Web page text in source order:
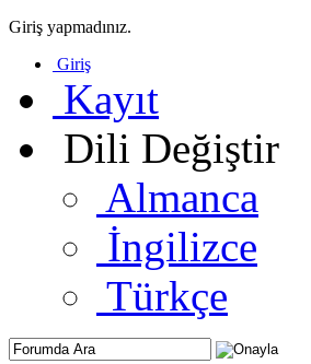
Giriş yapmadınız.
Giriş
Kayıt
Dili Değiştir
Almanca
İngilizce
Türkçe